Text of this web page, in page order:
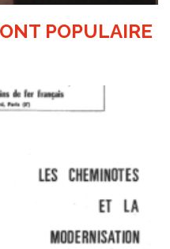
POPULAIRE